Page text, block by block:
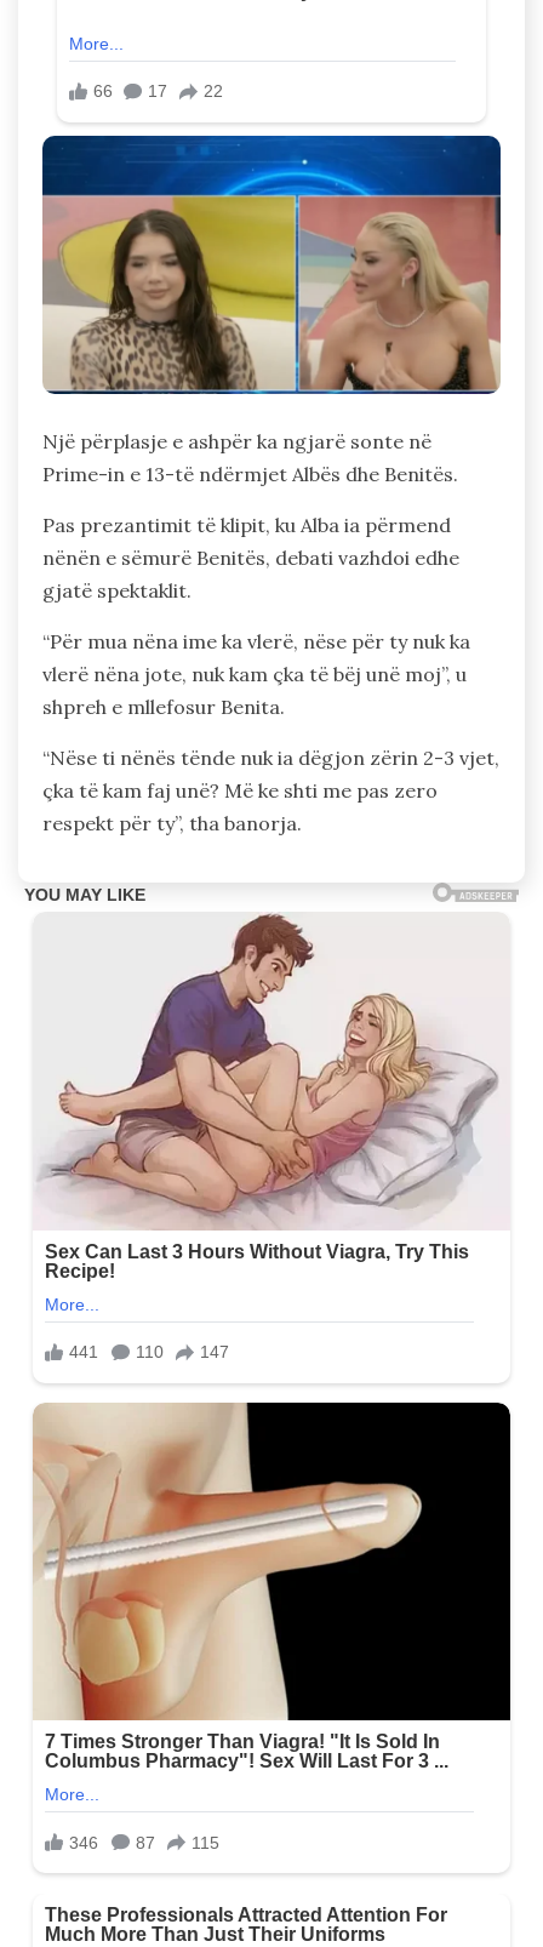
Një përplasje e ashpër ka ngjarë sonte në
Prime-in e 13-të ndërmjet Albës dhe Benitës.
Pas prezantimit të klipit, ku Alba ia përmend
nënën e sëmurë Benitës, debati vazhdoi edhe
gjatë spektaklit.
“Për mua nëna ime ka vlerë, nëse për ty nuk ka
vlerë nëna jote, nuk kam çka të bëj unë moj”, u
shpreh e mllefosur Benita.
“Nëse ti nënës tënde nuk ia dëgjon zërin 2-3 vjet,
çka të kam faj unë? Më ke shti me pas zero
respekt për ty”, tha banorja.